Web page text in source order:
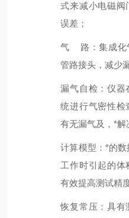
式来减小电磁阀
误差；
气 路：集成化
管路接头，减少
漏气自检：仪器
统进行气密性检
有无漏气及，*解
计算模型：*的
工作时引起的体
有效提高测试精度
恢复常压：具有